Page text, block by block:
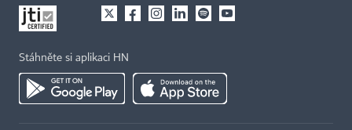
Stáhněte si aplikaci HN